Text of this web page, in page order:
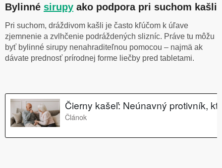
Bylinné sirupy ako podpora pri suchom kašli
Pri suchom, dráždivom kašli je často kľúčom k úľave
zjemnenie a zvlhčenie podráždených slizníc. Práve tu môžu
byť bylinné sirupy nenahraditeľnou pomocou – najmä ak
dávate prednosť prírodnej forme liečby pred tabletami.